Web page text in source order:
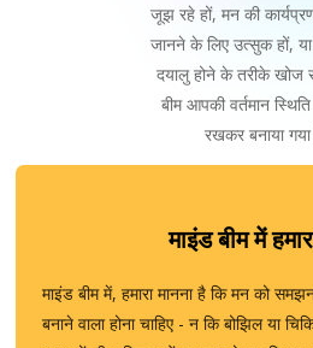
जूझ रहे हों, मन की
जानने के लिए उत्सुक हों,
दयालु होने के तरीके खोज
बीम आपकी वर्तमान
रखकर बनाया
माइंड बीम में
माइंड बीम में, हमारा मानना ​​है कि मन को
बनाने वाला होना चाहिए - न कि बोझिल या